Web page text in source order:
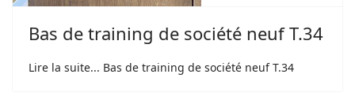
Bas de training de société neuf T.34